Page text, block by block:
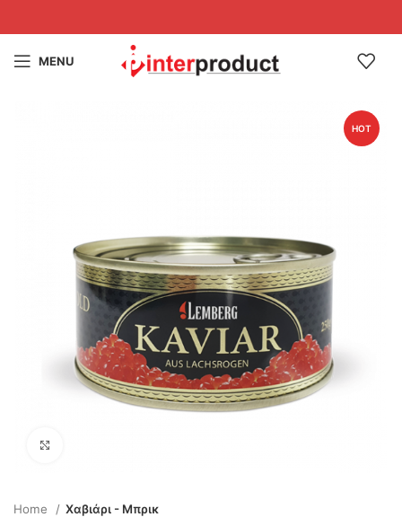
MENU
HOT
Home Χαβιάρι - Μπρικ